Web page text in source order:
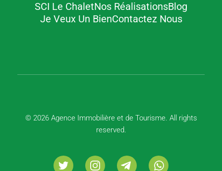
Agence Immobilière et de Tourisme
SCI Le ChaletNos RéalisationsBlog
Je Veux Un BienContactez Nous
© 2026 Agence Immobilière et de Tourisme. All rights
reserved.